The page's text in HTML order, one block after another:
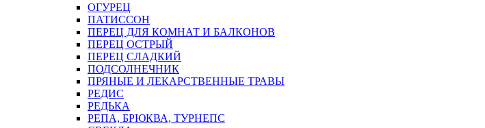
ОГУРЕЦ
ПАТИССОН
ПЕРЕЦ ДЛЯ КОМНАТ И БАЛКОНОВ
ПЕРЕЦ ОСТРЫЙ
ПЕРЕЦ СЛАДКИЙ
ПОДСОЛНЕЧНИК
ПРЯНЫЕ И ЛЕКАРСТВЕННЫЕ ТРАВЫ
РЕДИС
РЕДЬКА
РЕПА, БРЮКВА, ТУРНЕПС